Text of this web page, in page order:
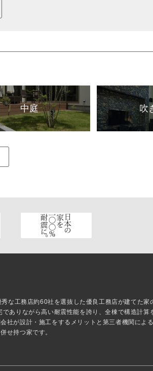
中庭 吹
な工務店約60社を選抜した優良工務店が建てた家
ありながら高い耐震性能を誇り、全棟で構造計算
社が設計・施工をするメリットと第三者機関によ
せ持つ家です。